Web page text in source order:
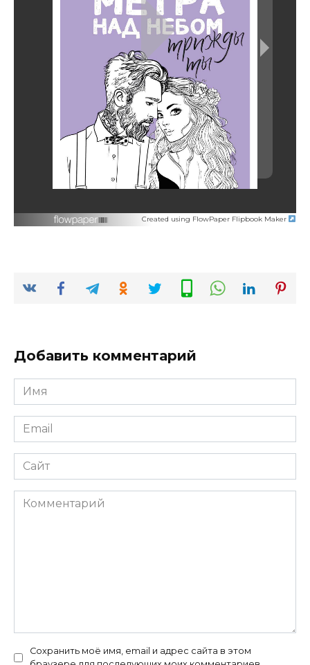
Created using FlowPaper Flipbook Maker
Добавить комментарий
Имя
*
Email
*
Сайт
Комментарий
Сохранить моё имя, email и адрес сайта в этом